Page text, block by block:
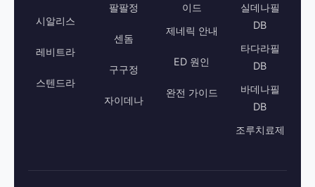
시알리스
레비트라
스텐드라
팔팔정
센돔
구구정
자이데나
이드
제네릭 안내
ED 원인
완전 가이드
실데나필
DB
타다라필
DB
바데나필
DB
조루치료제